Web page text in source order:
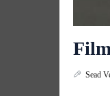
Sead